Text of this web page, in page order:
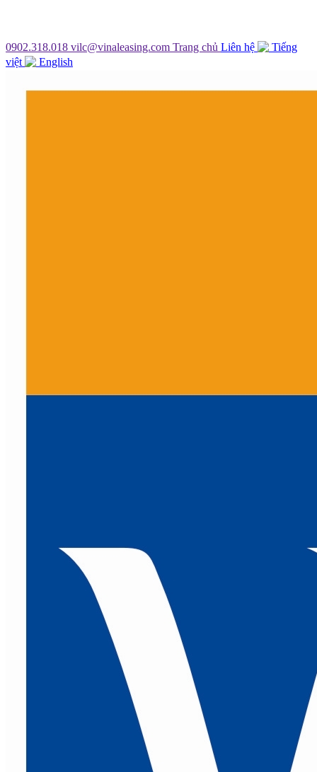
0902.318.018 vilc@vinaleasing.com Trang chủ Liên hệ
Tiếng
việt
English